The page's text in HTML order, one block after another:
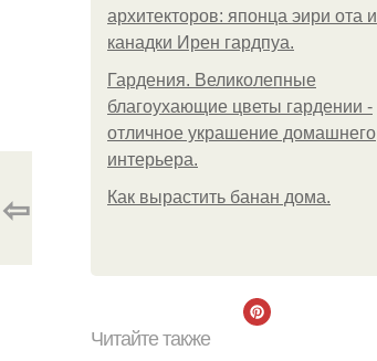
архитекторов: японца эири ота и
канадки Ирен гардпуа.
Гардения. Великолепные
благоухающие цветы гардении -
отличное украшение домашнего
интерьера.
Как вырастить банан дома.
⇦
Читайте также